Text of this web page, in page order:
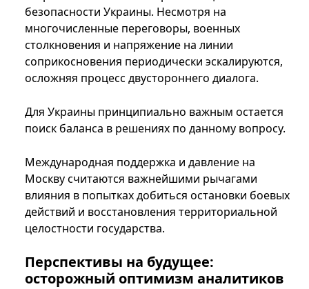
безопасности Украины. Несмотря на
многочисленные переговоры, военных
столкновения и напряжение на линии
соприкосновения периодически эскалируются,
осложняя процесс двустороннего диалога.
Для Украины принципиально важным остается
поиск баланса в решениях по данному вопросу.
Международная поддержка и давление на
Москву считаются важнейшими рычагами
влияния в попытках добиться остановки боевых
действий и восстановления территориальной
целостности государства.
Перспективы на будущее:
осторожный оптимизм аналитиков